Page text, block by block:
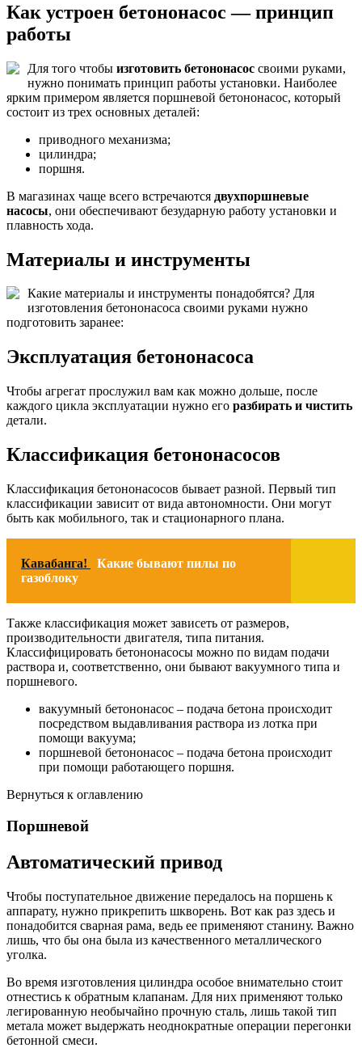
Как устроен бетононасос — принцип
работы
Для того чтобы изготовить бетононасос своими руками,
нужно понимать принцип работы установки. Наиболее
ярким примером является поршневой бетононасос, который
состоит из трех основных деталей:
приводного механизма;
цилиндра;
поршня.
В магазинах чаще всего встречаются двухпоршневые
насосы, они обеспечивают безударную работу установки и
плавность хода.
Материалы и инструменты
Какие материалы и инструменты понадобятся? Для
изготовления бетононасоса своими руками нужно
подготовить заранее:
Эксплуатация бетононасоса
Чтобы агрегат прослужил вам как можно дольше, после
каждого цикла эксплуатации нужно его разбирать и чистить
детали.
Классификация бетононасосов
Классификация бетононасосов бывает разной. Первый тип
классификации зависит от вида автономности. Они могут
быть как мобильного, так и стационарного плана.
Кавабанга!
Какие бывают пилы по
газоблоку
Также классификация может зависеть от размеров,
производительности двигателя, типа питания.
Классифицировать бетононасосы можно по видам подачи
раствора и, соответственно, они бывают вакуумного типа и
поршневого.
вакуумный бетононасос – подача бетона происходит
посредством выдавливания раствора из лотка при
помощи вакуума;
поршневой бетононасос – подача бетона происходит
при помощи работающего поршня.
Вернуться к оглавлению
Поршневой
Автоматический привод
Чтобы поступательное движение передалось на поршень к
аппарату, нужно прикрепить шкворень. Вот как раз здесь и
понадобится сварная рама, ведь ее применяют станину. Важно
лишь, что бы она была из качественного металлического
уголка.
Во время изготовления цилиндра особое внимательно стоит
отнестись к обратным клапанам. Для них применяют только
легированную необычайно прочную сталь, лишь такой тип
метала может выдержать неоднократные операции перегонки
бетонной смеси.